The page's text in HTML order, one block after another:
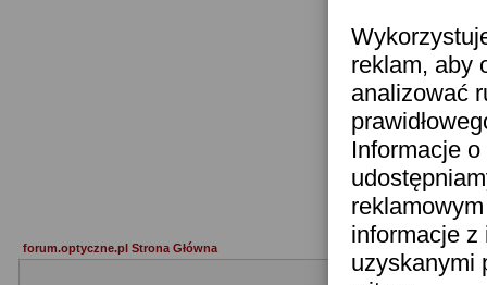
reklam, aby
analizować
Informacje
informacje z
uzyskanymi
forum.optyczne.pl Strona Główna